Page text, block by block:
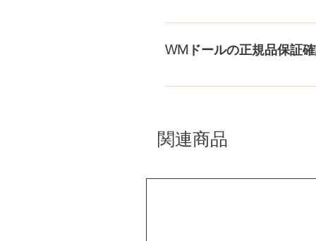
ドールのメイク直しなど充
WMドールの正規品保証
コチラからWMドール様の公
関連商品